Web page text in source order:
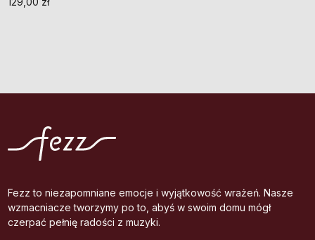
Fezz to niezapomniane emocje i wyjątkowość wrażeń. Nasze
wzmacniacze tworzymy po to, abyś w swoim domu mógł
czerpać pełnię radości z muzyki.